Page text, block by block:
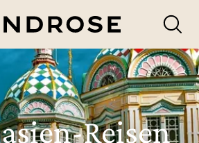
Reisen